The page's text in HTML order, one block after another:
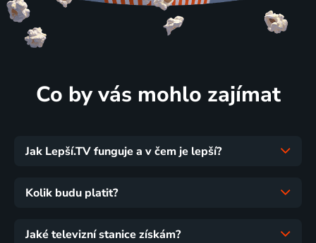
Co by vás mohlo zajímat
Jak Lepší.TV funguje a v čem je lepší?
Kolik budu platit?
Jaké televizní stanice získám?